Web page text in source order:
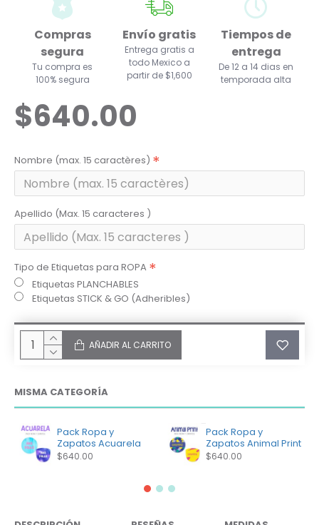
Compras
segura
Tu compra es
100% segura
Envío gratis
Entrega gratis a
todo Mexico a
partir de $1,600
Tiempos de
entrega
De 12 a 14 dias en
temporada alta
$640.00
Nombre (max. 15 caractères)
Apellido (Max. 15 caracteres )
Tipo de Etiquetas para ROPA
Etiquetas PLANCHABLES
Etiquetas STICK & GO (Adheribles)
AÑADIR AL CARRITO
MISMA CATEGORÍA
Pack Ropa y
Zapatos Acuarela
$640.00
Pack Ropa y
Zapatos Animal Print
$640.00